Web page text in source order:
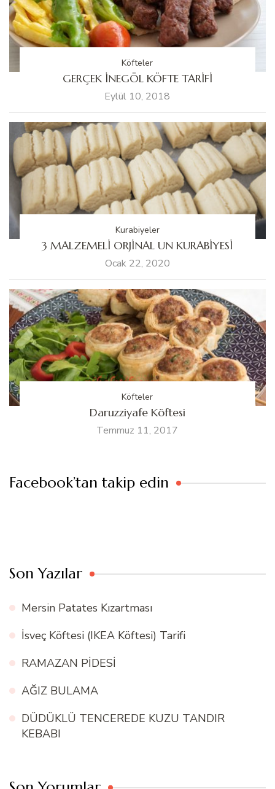
Köfteler
GERÇEK İNEGÖL KÖFTE TARİFİ
Eylül 10, 2018
Kurabiyeler
3 MALZEMELİ ORJİNAL UN KURABİYESİ
Ocak 22, 2020
Köfteler
Daruzziyafe Köftesi
Temmuz 11, 2017
Facebook’tan takip edin
Son Yazılar
Mersin Patates Kızartması
İsveç Köftesi (IKEA Köftesi) Tarifi
RAMAZAN PİDESİ
AĞIZ BULAMA
DÜDÜKLÜ TENCEREDE KUZU TANDIR
KEBABI